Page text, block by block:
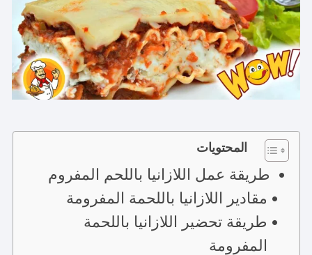
المحتويات
طريقة عمل اللازانيا باللحم المفروم
مقادير اللازانيا باللحمة المفرومة
طريقة تحضير اللازانيا باللحمة
المفرومة